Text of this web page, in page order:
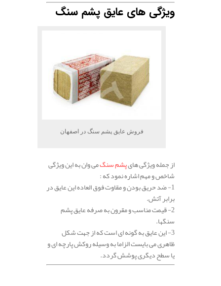
ویژگی های عایق پشم سنگ
فروش عایق پشم سنگ در اصفهان
از جمله ویژگی هایپشم سنگمی وان به این ویژگی
شاخص و مهم اشاره نمود که :
1- ضد حریق بودن و مقاوت فوق العاده این عایق در
برابر آتش.
2- قیمت مناسب و مقرون به صرفه عایق پشم
سنگها.
3- این عایق به گونه ای است که از جهت شکل
ظاهری می بایست الزاما به وسیله روکش پارچه ای و
یا سطح دیگری پوشش گردد.